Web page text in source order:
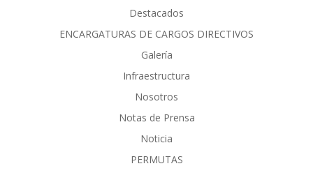
Destacados
ENCARGATURAS DE CARGOS DIRECTIVOS
Galería
Infraestructura
Nosotros
Notas de Prensa
Noticia
PERMUTAS